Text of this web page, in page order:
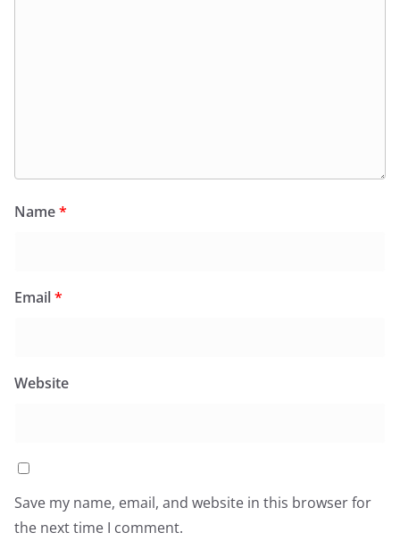
Name*
Email*
Website
Save my name, email, and website in this browser for
the next time I comment.